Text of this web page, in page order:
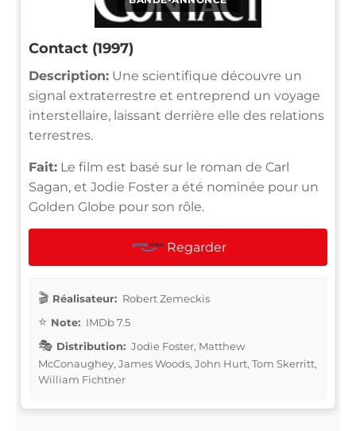
Contact (1997)
Description: Une scientifique découvre un
signal extraterrestre et entreprend un voyage
interstellaire, laissant derrière elle des relations
terrestres.
Fait: Le film est basé sur le roman de Carl
Sagan, et Jodie Foster a été nominée pour un
Golden Globe pour son rôle.
Regarder
Réalisateur: Robert Zemeckis
Note: IMDb 7.5
Distribution: Jodie Foster, Matthew
McConaughey, James Woods, John Hurt, Tom Skerritt,
William Fichtner